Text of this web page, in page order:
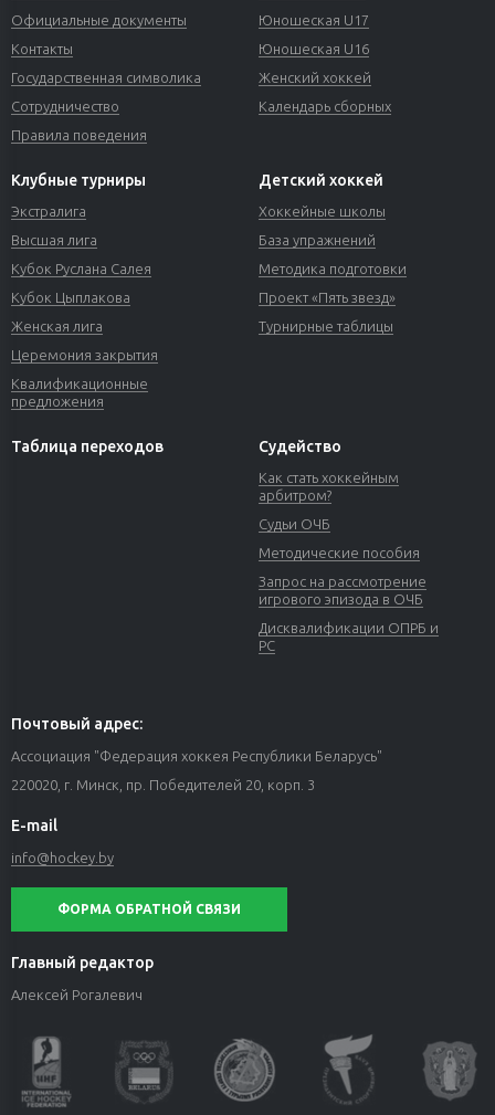
Официальные документы
Контакты
Государственная символика
Сотрудничество
Правила поведения
Юношеская U17
Юношеская U16
Женский хоккей
Календарь сборных
Клубные турниры
Экстралига
Высшая лига
Кубок Руслана Салея
Кубок Цыплакова
Женская лига
Церемония закрытия
Квалификационные
предложения
Детский хоккей
Хоккейные школы
База упражнений
Методика подготовки
Проект «Пять звезд»
Турнирные таблицы
Таблица переходов Судейство
Как стать хоккейным
арбитром?
Судьи ОЧБ
Методические пособия
Запрос на рассмотрение
игрового эпизода в ОЧБ
Дисквалификации ОПРБ и
РС
Почтовый адрес:
Ассоциация "Федерация хоккея Республики Беларусь"
220020, г. Минск, пр. Победителей 20, корп. 3
E-mail
info@hockey.by
ФОРМА ОБРАТНОЙ СВЯЗИ
Главный редактор
Алексей Рогалевич